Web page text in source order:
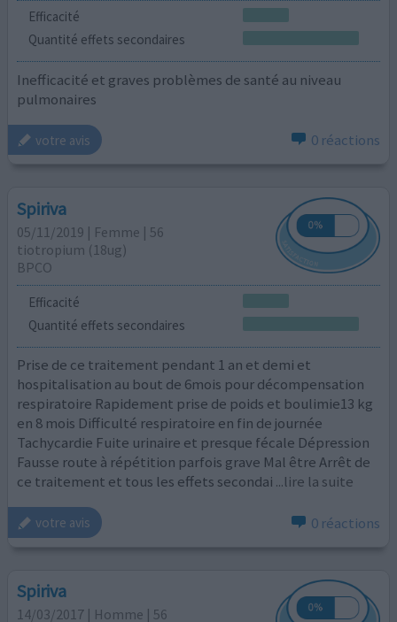
Efficacité
Quantité effets secondaires
Inefficacité et graves problèmes de santé au niveau
pulmonaires
votre avis 0 réactions
Spiriva
05/11/2019 | Femme | 56
tiotropium (18ug)
BPCO
Efficacité
Quantité effets secondaires
Prise de ce traitement pendant 1 an et demi et
hospitalisation au bout de 6mois pour décompensation
respiratoire Rapidement prise de poids et boulimie13 kg
en 8 mois Difficulté respiratoire en fin de journée
Tachycardie Fuite urinaire et presque fécale Dépression
Fausse route à répétition parfois grave Mal être Arrêt de
ce traitement et tous les effets secondai ...lire la suite
votre avis 0 réactions
Spiriva
14/03/2017 | Homme | 56